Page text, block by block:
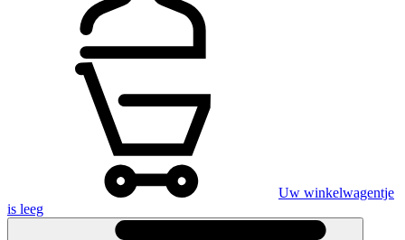
Uw winkelwagentje
is leeg